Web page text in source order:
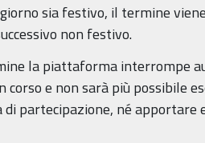
sia festivo, il termine
non festivo.
la piattaforma interrompe
corso e non sarà più possibile
di partecipazione, né